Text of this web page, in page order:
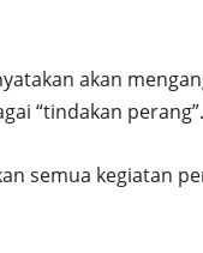
akan
“tindakan perang”.
semua kegiatan